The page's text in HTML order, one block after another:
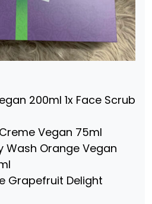
200ml 1x Face Scrub
Vegan 75ml
Wash Orange Vegan
Grapefruit Delight